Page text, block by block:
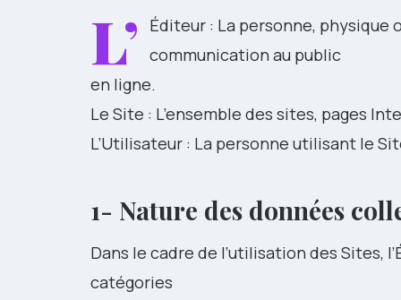
L’
Éditeur : La personne, physique
communication au public
en ligne.
Le Site : L’ensemble des sites, pages
L’Utilisateur : La personne utilisant le
1- Nature des données
Dans le cadre de l’utilisation des Sites,
catégories